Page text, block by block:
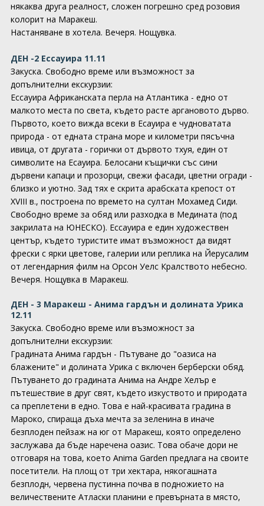
някаква друга реалност, сложен погрешно сред розовия
колорит на Маракеш.
Настаняване в хотела. Вечеря. Нощувка.
ДЕН -2 Ессауира 11.11
Закуска. Свободно време или възможност за
допълнителни екскурзии:
Ессауира Африканската перла на Атлантика - едно от
малкото места по света, където расте аргановото дърво.
Първото, което вижда всеки в Есауира е чудноватата
природа - от едната страна море и километри пясъчна
ивица, от другата - горички от дървото тхуя, един от
символите на Есауира. Белосани къщички със сини
дървени капаци и прозорци, свежи фасади, цветни огради -
близко и уютно. Зад тях е скрита арабската крепост от
XVIII в., построена по времето на султан Мохамед Сиди.
Свободно време за обяд или разходка в Медината (под
закрилата на ЮНЕСКО). Ессауира е един художествен
център, където туристите имат възможност да видят
фрески с ярки цветове, галерии или реплика на Йерусалим
от легендарния филм на Орсон Уелс Кралството небесно.
Вечеря. Нощувка в Маракеш.
ДЕН - 3 Маракеш - Анима гардън и долината Урика
12.11
Закуска. Свободно време или възможност за
допълнителни екскурзии:
Градината Анима гардън - Пътуване до "оазиса на
блажените" и долината Урика с включен берберски обяд.
Пътуването до градината Анима на Андре Хелър е
пътешествие в друг свят, където изкуството и природата
са преплетени в едно. Това е най-красивата градина в
Мароко, спираща дъха мечта за зеленина в иначе
безплоден пейзаж на юг от Маракеш, която определено
заслужава да бъде наречена оазис. Това обаче дори не
отговаря на това, което Anima Garden предлага на своите
посетители. На площ от три хектара, някогашната
безплодн, червена пустинна почва в подножието на
величествените Атласки планини е превърната в място,